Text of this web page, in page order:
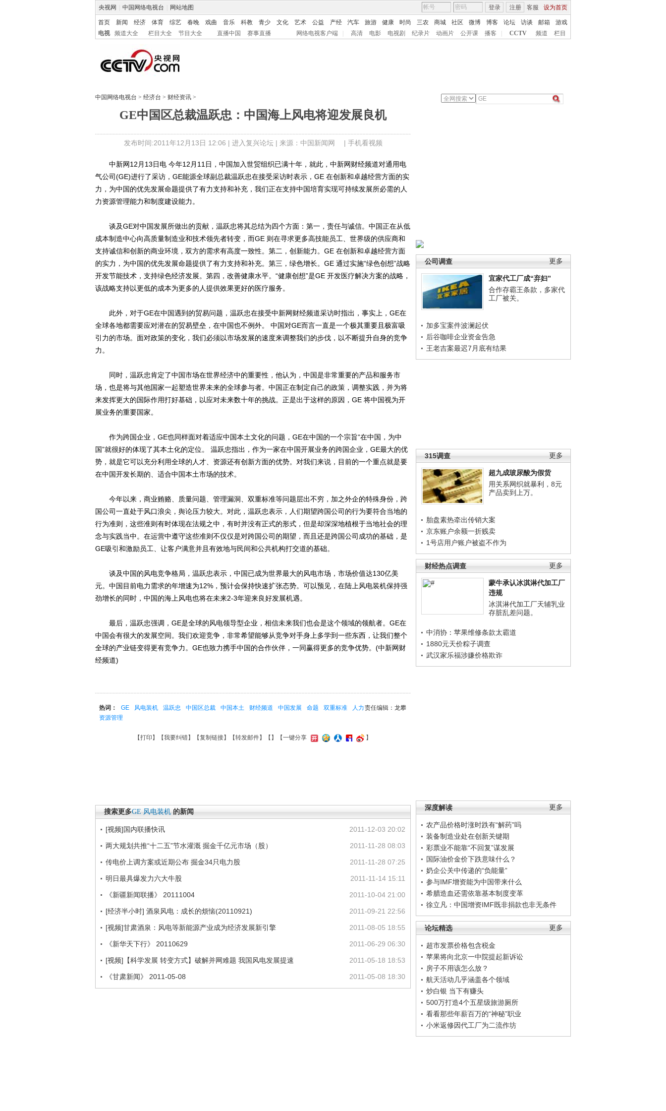
央视网 中国网络电视台 网站地图 客服 设为首页
登录 注册
首页 新闻 经济 体育 综艺 春晚 戏曲 音乐 科教 青少 文化 艺术 公益 产经 汽车 旅游 健康 时尚 三农 商城 社区 微博 博客 论坛 访谈 邮箱
游戏
电视
频道大全 栏目大全 节目大全 直播中国 赛事直播 网络电视客户端 高清 电影 电视剧 纪录片 动画片 公开课 播客 CCTV 频道 栏目
中国网络电视台 > 经济台 > 财经资讯 >
GE中国区总裁温跃忠：中国海上风电将迎发展良机
发布时间:2011年12月13日 12:06 | 进入复兴论坛| 来源：中国新闻网 | 手机看视频
更多
公司调查
宜家代工厂成“弃妇”
合作存霸王条款，多家代
工厂被关。
加多宝案件波澜起伏
后谷咖啡企业资金告急
王老吉案最迟7月底有结果
更多
315调查
超九成玻尿酸为假货
用关系网织就暴利，8元
产品卖到上万。
胎盘素热牵出传销大案
京东账户余额一折贱卖
1号店用户账户被盗不作为
更多
财经热点调查
蒙牛承认冰淇淋代加工厂
违规
冰淇淋代加工厂天辅乳业
存脏乱差问题。
中消协：苹果维修条款太霸道
1880元天价粽子调查
武汉家乐福涉嫌价格欺诈
更多
深度解读
农产品价格时涨时跌有“解药”吗
装备制造业处在创新关键期
彩票业不能靠“不回复”谋发展
国际油价金价下跌意味什么？
奶企公关中传递的“负能量”
参与IMF增资能为中国带来什么
希腊造血还需依靠基本制度变革
徐立凡：中国增资IMF既非捐款也非无条件
更多
论坛精选
超市发票价格包含税金
苹果将向北京一中院提起新诉讼
房子不用该怎么放？
航天活动几乎涵盖各个领域
炒白银 当下有赚头
500万打造4个五星级旅游厕所
看看那些年薪百万的“神秘”职业
小米返修因代工厂为二流作坊
中新网12月13日电 今年12月11日，中国加入世贸组织已满十年，就此，中新网财经频道对通用电
气公司(GE)进行了采访，GE能源全球副总裁温跃忠在接受采访时表示，GE 在创新和卓越经营方面的实
力，为中国的优先发展命题提供了有力支持和补充，我们正在支持中国培育实现可持续发展所必需的人
力资源管理能力和制度建设能力。
谈及GE对中国发展所做出的贡献，温跃忠将其总结为四个方面：第一，责任与诚信。中国正在从低
成本制造中心向高质量制造业和技术领先者转变，而GE 则在寻求更多高技能员工、世界级的供应商和
支持诚信和创新的商业环境，双方的需求有高度一致性。第二，创新能力。GE 在创新和卓越经营方面
的实力，为中国的优先发展命题提供了有力支持和补充。第三，绿色增长。GE 通过实施“绿色创想”战略
开发节能技术，支持绿色经济发展。第四，改善健康水平。“健康创想”是GE 开发医疗解决方案的战略，
该战略支持以更低的成本为更多的人提供效果更好的医疗服务。
此外，对于GE在中国遇到的贸易问题，温跃忠在接受中新网财经频道采访时指出，事实上，GE在
全球各地都需要应对潜在的贸易壁垒，在中国也不例外。 中国对GE而言一直是一个极其重要且极富吸
引力的市场。面对政策的变化，我们必须以市场发展的速度来调整我们的步伐，以不断提升自身的竞争
力。
同时，温跃忠肯定了中国市场在世界经济中的重要性，他认为，中国是非常重要的产品和服务市
场，也是将与其他国家一起塑造世界未来的全球参与者。中国正在制定自己的政策，调整实践，并为将
来发挥更大的国际作用打好基础，以应对未来数十年的挑战。正是出于这样的原因，GE 将中国视为开
展业务的重要国家。
作为跨国企业，GE也同样面对着适应中国本土文化的问题，GE在中国的一个宗旨“在中国，为中
国”就很好的体现了其本土化的定位。 温跃忠指出，作为一家在中国开展业务的跨国企业，GE最大的优
势，就是它可以充分利用全球的人才、资源还有创新方面的优势。对我们来说，目前的一个重点就是要
在中国开发长期的、适合中国本土市场的技术。
今年以来，商业贿赂、质量问题、管理漏洞、双重标准等问题层出不穷，加之外企的特殊身份，跨
国公司一直处于风口浪尖，舆论压力较大。对此，温跃忠表示，人们期望跨国公司的行为要符合当地的
行为准则，这些准则有时体现在法规之中，有时并没有正式的形式，但是却深深地植根于当地社会的理
念与实践当中。在运营中遵守这些准则不仅仅是对跨国公司的期望，而且还是跨国公司成功的基础，是
GE吸引和激励员工、让客户满意并且有效地与民间和公共机构打交道的基础。
谈及中国的风电竞争格局，温跃忠表示，中国已成为世界最大的风电市场，市场价值达130亿美
元。中国目前电力需求的年增速为12%，预计会保持快速扩张态势。可以预见，在陆上风电装机保持强
劲增长的同时，中国的海上风电也将在未来2-3年迎来良好发展机遇。
最后，温跃忠强调，GE是全球的风电领导型企业，相信未来我们也会是这个领域的领航者。GE在
中国会有很大的发展空间。我们欢迎竞争，非常希望能够从竞争对手身上多学到一些东西，让我们整个
全球的产业链变得更有竞争力。GE也致力携手中国的合作伙伴，一同赢得更多的竞争优势。(中新网财
经频道)
责任编辑：龙攀
热词： GE 风电装机 温跃忠 中国区总裁 中国本土 财经频道 中国发展 命题 双重标准
人力
资源管理
【打印 】【我要纠错】【复制链接】【转发邮件】【 】 【一键分享 】
搜索更多GE 风电装机 的新闻
2011-12-03 20:02
[视频]国内联播快讯
2011-11-28 08:03
两大规划共推“十二五”节水灌溉 掘金千亿元市场（股）
2011-11-28 07:25
传电价上调方案或近期公布 掘金34只电力股
2011-11-14 15:11
明日最具爆发力六大牛股
2011-10-04 21:00
《新疆新闻联播》 20111004
2011-09-21 22:56
[经济半小时] 酒泉风电：成长的烦恼(20110921)
2011-08-05 18:55
[视频]甘肃酒泉：风电等新能源产业成为经济发展新引擎
2011-06-29 06:30
《新华天下行》 20110629
2011-05-18 18:53
[视频]【科学发展 转变方式】破解并网难题 我国风电发展提速
2011-05-08 18:30
《甘肃新闻》 2011-05-08